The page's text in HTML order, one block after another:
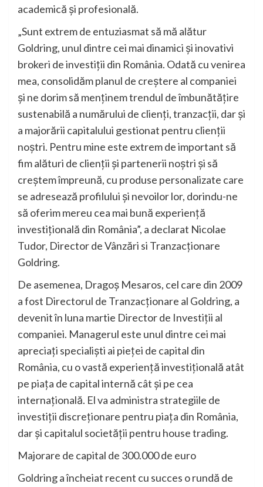
academică și profesională.
„Sunt extrem de entuziasmat să mă alătur
Goldring, unul dintre cei mai dinamici și inovativi
brokeri de investiții din România. Odată cu venirea
mea, consolidăm planul de creștere al companiei
și ne dorim să menținem trendul de îmbunătățire
sustenabilă a numărului de clienți, tranzacții, dar și
a majorării capitalului gestionat pentru clienții
noștri. Pentru mine este extrem de important să
fim alături de clienții și partenerii noștri și să
creștem împreună, cu produse personalizate care
se adresează profilului și nevoilor lor, dorindu-ne
să oferim mereu cea mai bună experiență
investițională din România”, a declarat Nicolae
Tudor, Director de Vânzări si Tranzacționare
Goldring.
De asemenea, Dragoș Mesaros, cel care din 2009
a fost Directorul de Tranzacționare al Goldring, a
devenit în luna martie Director de Investiții al
companiei. Managerul este unul dintre cei mai
apreciați specialiști ai pieței de capital din
România, cu o vastă experiență investițională atât
pe piața de capital internă cât și pe cea
internațională. El va administra strategiile de
investiții discreționare pentru piața din România,
dar și capitalul societății pentru house trading.
Majorare de capital de 300.000 de euro
Goldring a încheiat recent cu succes o rundă de